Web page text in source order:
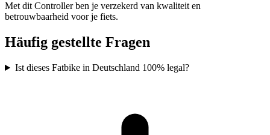
Met dit Controller ben je verzekerd van kwaliteit en
betrouwbaarheid voor je fiets.
Häufig gestellte Fragen
Ist dieses Fatbike in Deutschland 100% legal?